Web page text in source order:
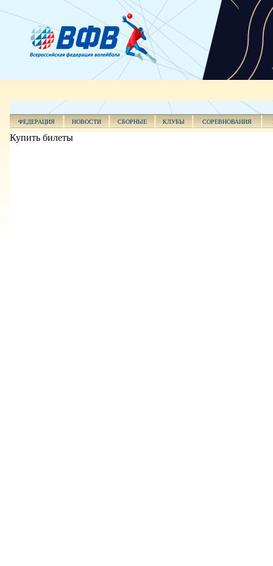
ФЕДЕРАЦИЯ НОВОСТИ СБОРНЫЕ КЛУБЫ СОРЕВНОВАНИЯ
Купить билеты